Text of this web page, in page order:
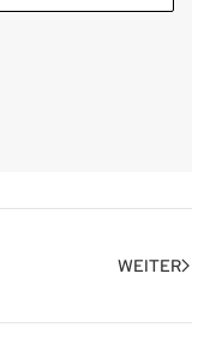
WEITER